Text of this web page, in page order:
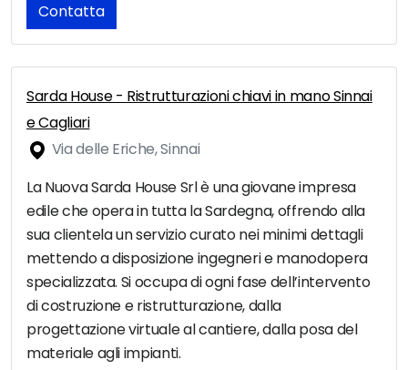
Contatta
Sarda House - Ristrutturazioni chiavi in mano Sinnai
e Cagliari
Via delle Eriche, Sinnai
La Nuova Sarda House Srl è una giovane impresa
edile che opera in tutta la Sardegna, offrendo alla
sua clientela un servizio curato nei minimi dettagli
mettendo a disposizione ingegneri e manodopera
specializzata. Si occupa di ogni fase dell’intervento
di costruzione e ristrutturazione, dalla
progettazione virtuale al cantiere, dalla posa del
materiale agli impianti.